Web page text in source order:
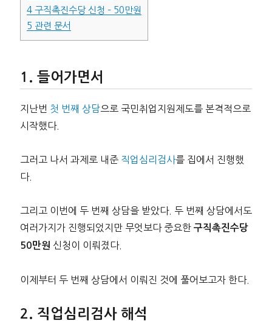
4구직촉진수당 신청 – 50만원
5 관련 문서
들어가면서
지난번 첫 번째 상담으로 국민취업지원제도를 본격적으로
시작했다.
그러고 나서 과제로 내준 직업심리검사를 집에서 진행했
다.
그리고 이번에 두 번째 상담을 받았다. 두 번째 상담에서도
여러가지가 진행되었지만 무엇보다 중요한 구직촉진수당
50만원 신청이 이뤄졌다.
이제부터 두 번째 상담에서 이뤄진 것에 풀어보고자 한다.
직업심리검사 해석